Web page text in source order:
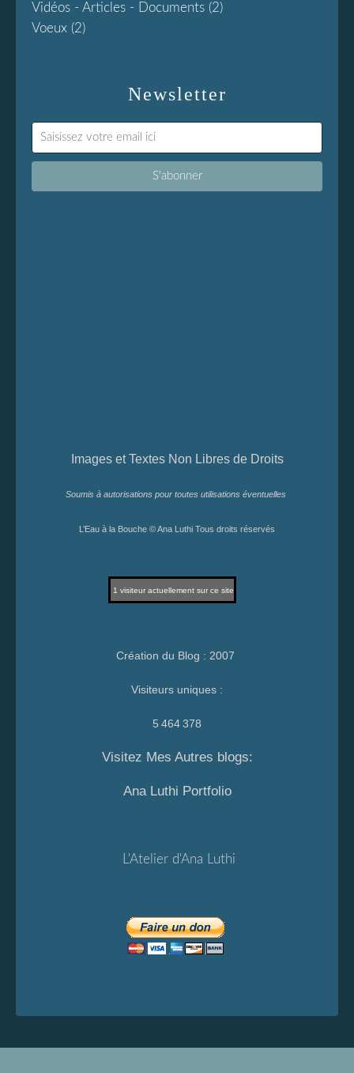
Newsletter
Vidéos - Articles - Documents (2)
Voeux (2)
Images et Textes Non Libres de Droits
Soumis à autorisations pour toutes utilisations éventuelles
L’Eau à la Bouche © Ana Luthi Tous droits réservés
1 visiteur actuellement sur ce site
Création du Blog : 2007
Visiteurs uniques :
5 464 378
Visitez Mes Autres blogs:
Ana Luthi Portfolio
L'Atelier d'Ana Luthi